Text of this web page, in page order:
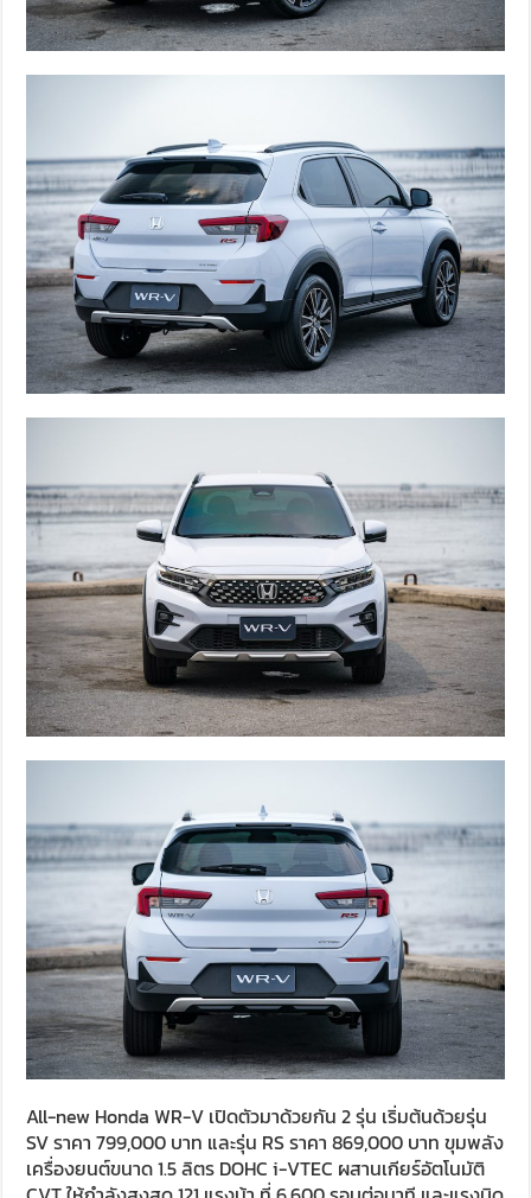
All-new Honda WR-V เปิดตัวมาด้วยกัน 2 รุ่น เริ่มต้นด้วยรุ่น
SV ราคา 799,000 บาท และรุ่น RS ราคา 869,000 บาท ขุมพลัง
เครื่องยนต์ขนาด 1.5 ลิตร DOHC i-VTEC ผสานเกียร์อัตโนมัติ